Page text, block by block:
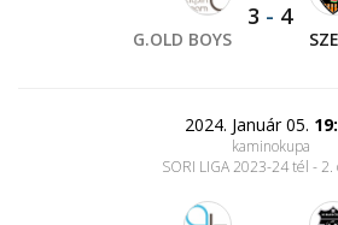
G.OLD BOYS
3 - 4
2024. Január 05.
kaminokupa
SORI LIGA 2023-24 tél - 2.